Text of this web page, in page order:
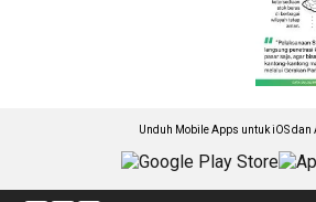
Unduh Mobile Apps untuk iOS dan